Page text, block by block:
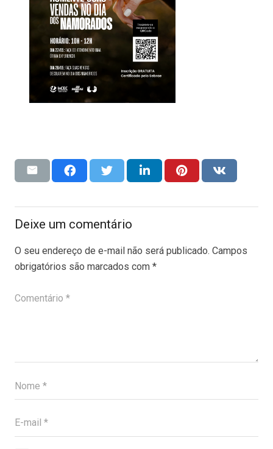
Deixe um comentário
O seu endereço de e-mail não será publicado. Campos
obrigatórios são marcados com *